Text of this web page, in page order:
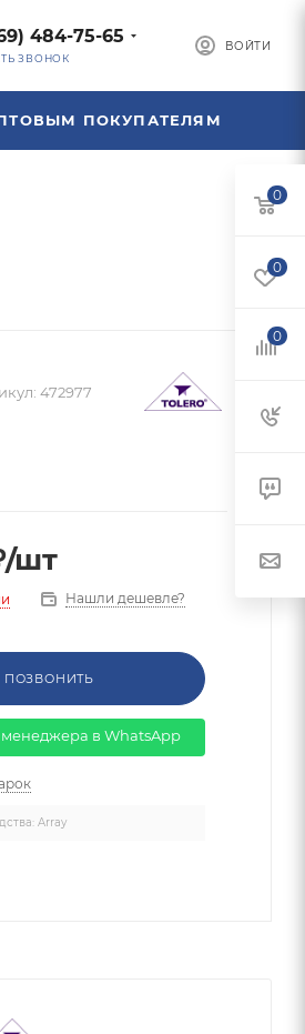
ВОЙТИ
484-75-65
ЗВОНОК
ПОКУПАТЕЛЯМ
472977
/шт
Нашли дешевле?
ПОЗВОНИТЬ
менеджера в WhatsApp
Array
0
0
0